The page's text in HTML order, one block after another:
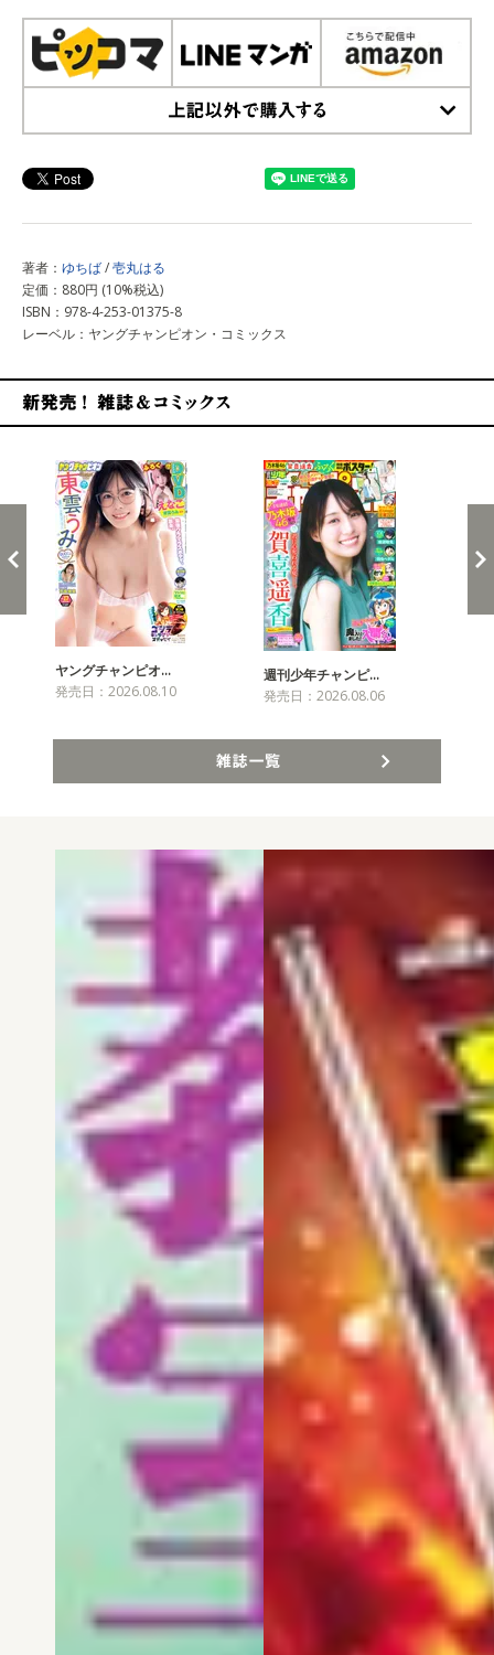
著者： ゆちば/壱丸はる
定価：880円 (10%税込)
ISBN：978-4-253-01375-8
レーベル：ヤングチャンピオン・コミックス
ヤングチャンピオ…
発売日：2026.08.10
週刊少年チャンピ…
発売日：2026.08.06